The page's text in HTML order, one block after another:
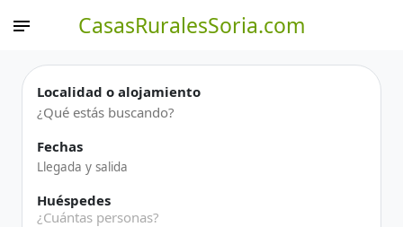
CasasRuralesSoria.com
Localidad o alojamiento
Fechas
Huéspedes
¿Cuántas personas?